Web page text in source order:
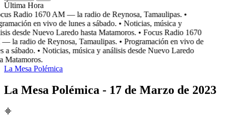
Última Hora
Radio 1670 AM — la radio de Reynosa, Tamaulipas. •
en vivo de lunes a sábado. • Noticias, música y
desde Nuevo Laredo hasta Matamoros. • Focus Radio 1670
la radio de Reynosa, Tamaulipas. • Programación en vivo de
a sábado. • Noticias, música y análisis desde Nuevo Laredo
Matamoros.
La Mesa Polémica
La Mesa Polémica - 17 de Marzo de 2023